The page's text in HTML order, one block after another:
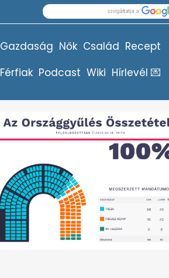
Gazdaság Nők Család Recept
Férfiak Podcast Wiki Hírlevél 💌